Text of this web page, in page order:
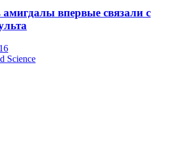
амигдалы впервые связали с
Science